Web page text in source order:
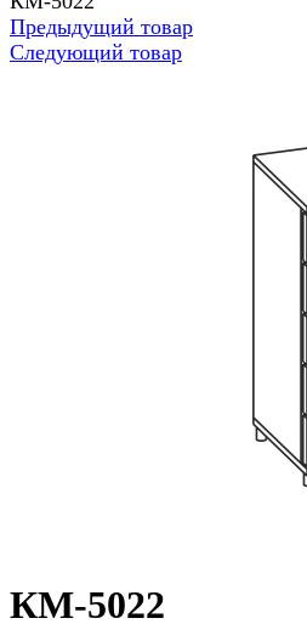
Предыдущий товар
Следующий товар
КМ-5022